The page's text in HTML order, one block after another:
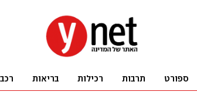
ספורט תרבות רכילות בריאות רכב